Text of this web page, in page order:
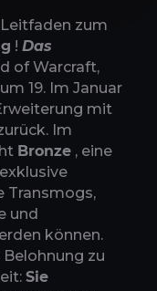
zum
! Das
of Warcraft,
19. Im Januar
mit
Im
Bronze , eine
Transmogs,
und
können.
zu
Sie